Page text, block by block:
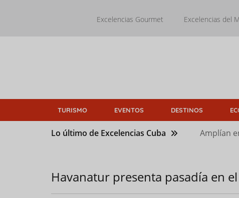
Excelencias Gourmet Excelencias del
TURISMO EVENTOS DESTINOS
Lo último de Excelencias Cuba Amplían
Havanatur presenta pasadía en